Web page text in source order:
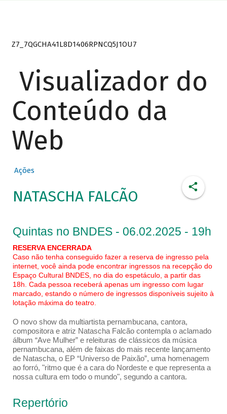
Z7_7QGCHA41L8D1406RPNCQ5J1OU7
Visualizador do
Conteúdo da
Web
Ações
NATASCHA FALCÃO
Quintas no BNDES - 06.02.2025 - 19h
RESERVA ENCERRADA
Caso não tenha conseguido fazer a reserva de ingresso pela
internet, você ainda pode encontrar ingressos na recepção do
Espaço Cultural BNDES, no dia do espetáculo, a partir das
18h. Cada pessoa receberá apenas um ingresso com lugar
marcado, estando o número de ingressos disponíveis sujeito à
lotação máxima do teatro.
O novo show da multiartista pernambucana, cantora,
compositora e atriz Natascha Falcão contempla o aclamado
álbum “Ave Mulher” e releituras de clássicos da música
pernambucana, além de faixas do mais recente lançamento
de Natascha, o EP “Universo de Paixão”, uma homenagem
ao forró, "ritmo que é a cara do Nordeste e que representa a
nossa cultura em todo o mundo", segundo a cantora.
Repertório